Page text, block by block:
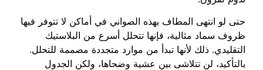
حتى لو انتهى المطاف بهذه الصواني في أماكن لا تتوفر فيها
ظروف سماد مثالية، فإنها تتحلل أسرع من البلاستيك
التقليدي. ذلك لأنها تبدأ من موارد متجددة مصممة للتحلل.
بالتأكيد، لن تتلاشى بين عشية وضحاها، ولكن الجدول